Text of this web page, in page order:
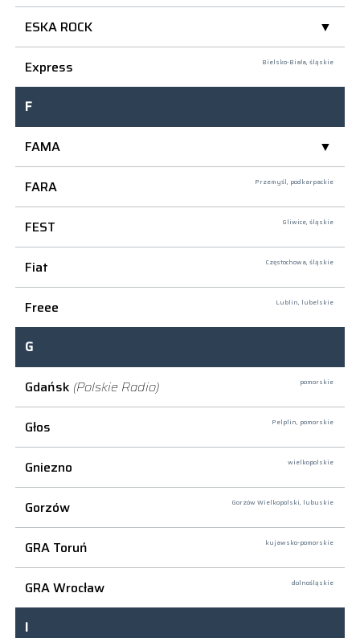
ESKA ROCK
Express
Bielsko-Biała, śląskie
F
FAMA
FARA
Przemyśl, podkarpackie
FEST Gliwice, śląskie
Fiat Częstochowa, śląskie
Freee Lublin, lubelskie
G
Gdańsk (Polskie Radio) pomorskie
Głos Pelplin, pomorskie
Gniezno wielkopolskie
Gorzów Gorzów Wielkopolski, lubuskie
GRA Toruń kujawsko-pomorskie
GRA Wrocław dolnośląskie
I